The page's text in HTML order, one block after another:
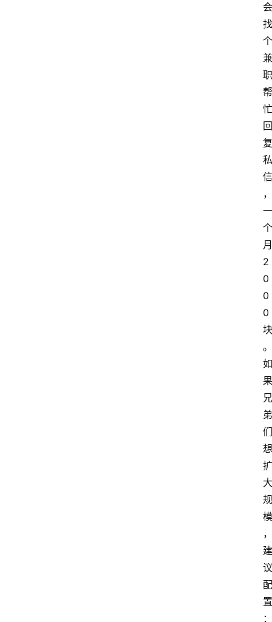
会
找
个
兼
职
帮
忙
回
复
私
信
，
一
个
月
2
0
0
0
块
。
如
果
兄
弟
们
想
扩
大
规
模
，
建
议
配
置
：